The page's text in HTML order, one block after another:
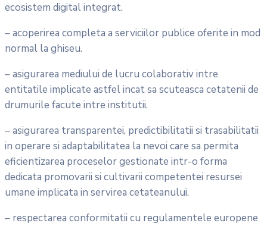
ecosistem digital integrat.
– acoperirea completa a serviciilor publice oferite in mod
normal la ghiseu.
– asigurarea mediului de lucru colaborativ intre
entitatile implicate astfel incat sa scuteasca cetatenii de
drumurile facute intre institutii.
– asigurarea transparentei, predictibilitatii si trasabilitatii
in operare si adaptabilitatea la nevoi care sa permita
eficientizarea proceselor gestionate intr-o forma
dedicata promovarii si cultivarii competentei resursei
umane implicata in servirea cetateanului.
– respectarea conformitatii cu regulamentele europene